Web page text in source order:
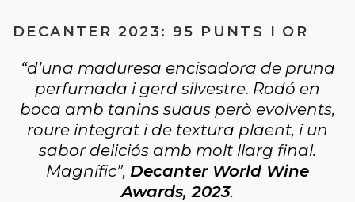
DECANTER 2023: 95 PUNTS I OR
“d’una maduresa encisadora de pruna
perfumada i gerd silvestre. Rodó en
boca amb tanins suaus però evolvents,
roure integrat i de textura plaent, i un
sabor deliciós amb molt llarg final.
Magnífic”, Decanter World Wine
Awards, 2023.